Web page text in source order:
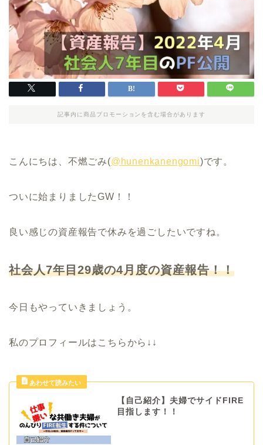
記事内に商品プロモーションを含む場合があります
こんにちは、不燃ごみ(@hunenkanengomi)です。
ついに始まりましたGW！！
良い感じの資産報告で休みを過ごしたいですね。
社会人7年目29歳の4月度の資産報告！！
今日もやっていきましょう。
私のプロフィールはこちらから↓↓
【自己紹介】夫婦でサイドFIRE
目指します！！